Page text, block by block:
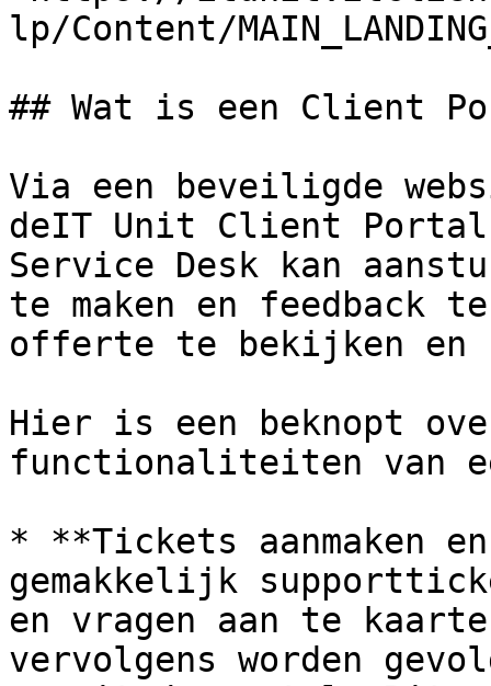
lp/Content/
## Wat is een Client
Via een beveiligde
deIT Unit Client
Service Desk kan
te maken en feedback
offerte te bekijken en
Hier is een beknopt
functionaliteiten van
* **Tickets aanmaken
gemakkelijk
en vragen aan te
vervolgens worden